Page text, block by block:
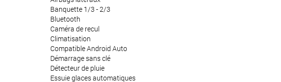
Banquette 1/3 - 2/3
Bluetooth
Caméra de recul
Climatisation
Compatible Android Auto
Démarrage sans clé
Détecteur de pluie
Essuie glaces automatiques